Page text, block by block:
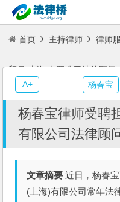
首页 主持律师 律师
贸易(上海)有限公司法律顾问
杨春宝律师受聘
有限公司法律顾
文章摘要 近日，杨春
(上海)有限公司常年法
杨春宝
A+